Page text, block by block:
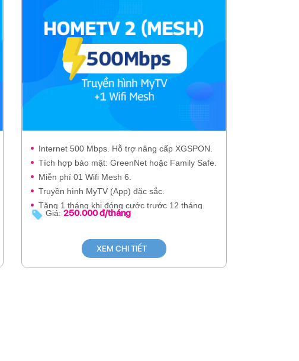
Internet 500 Mbps. Hỗ trợ nâng cấp XGSPON.
Tích hợp bảo mật: GreenNet hoặc Family Safe.
Miễn phí 01 Wifi Mesh 6.
Truyền hình MyTV (App) đặc sắc.
Tặng 1 tháng khi đóng cước trước 12 tháng.
Giá:250.000 đ/tháng
XEM CHI TIẾT